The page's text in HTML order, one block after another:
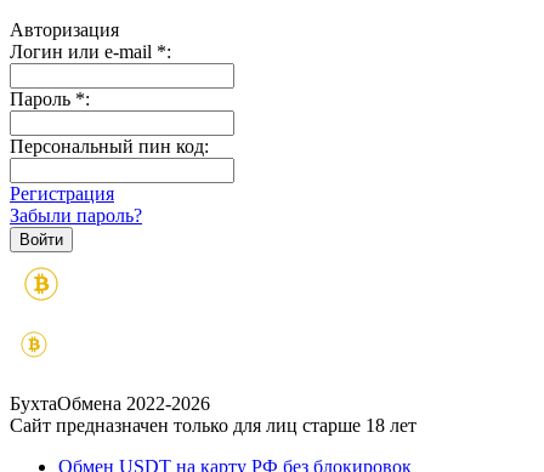
Авторизация
Логин или e-mail *:
Пароль *:
Персональный пин код:
Регистрация
Забыли пароль?
БухтаОбмена 2022-2026
Сайт предназначен только для лиц старше 18 лет
Обмен USDT на карту РФ без блокировок